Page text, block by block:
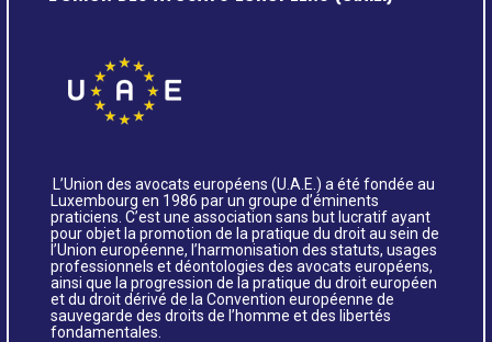
L’Union des avocats européens (U.A.E.) a été fondée au
Luxembourg en 1986 par un groupe d’éminents
praticiens. C’est une association sans but lucratif ayant
pour objet la promotion de la pratique du droit au sein de
l’Union européenne, l’harmonisation des statuts, usages
professionnels et déontologies des avocats européens,
ainsi que la progression de la pratique du droit européen
et du droit dérivé de la Convention européenne de
sauvegarde des droits de l’homme et des libertés
fondamentales.